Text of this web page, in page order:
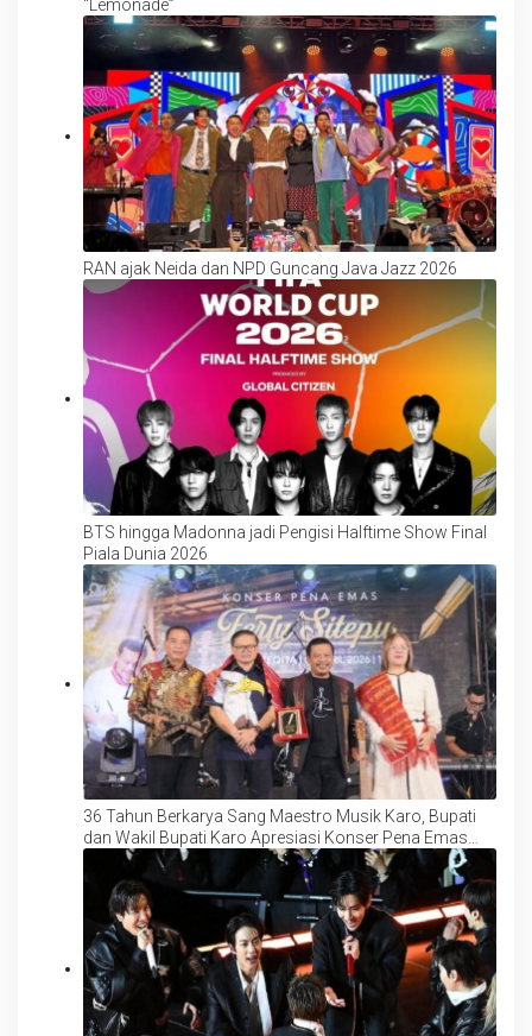
“Lemonade”
RAN ajak Neida dan NPD Guncang Java Jazz 2026
BTS hingga Madonna jadi Pengisi Halftime Show Final
Piala Dunia 2026
36 Tahun Berkarya Sang Maestro Musik Karo, Bupati
dan Wakil Bupati Karo Apresiasi Konser Pena Emas
Ferly Sitepu